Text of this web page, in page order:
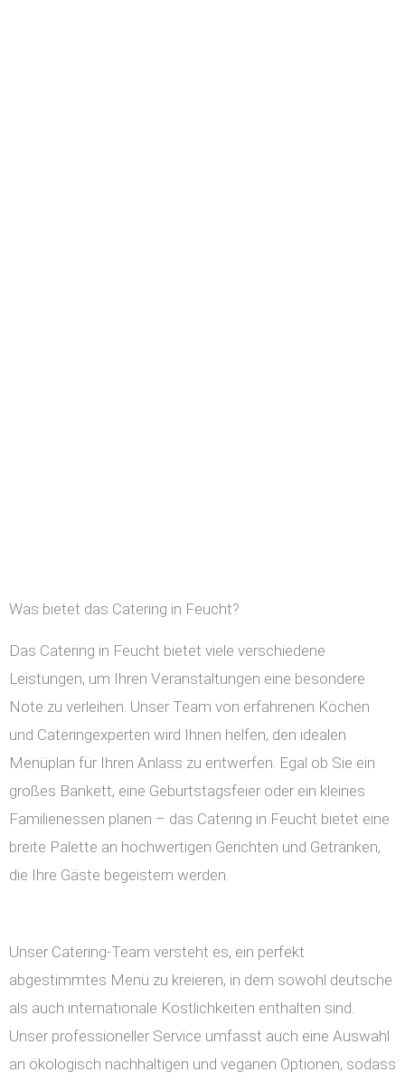
Was bietet das Catering in Feucht?
Das Catering in Feucht bietet viele verschiedene
Leistungen, um Ihren Veranstaltungen eine besondere
Note zu verleihen. Unser Team von erfahrenen Köchen
und Cateringexperten wird Ihnen helfen, den idealen
Menüplan für Ihren Anlass zu entwerfen. Egal ob Sie ein
großes Bankett, eine Geburtstagsfeier oder ein kleines
Familienessen planen – das Catering in Feucht bietet eine
breite Palette an hochwertigen Gerichten und Getränken,
die Ihre Gäste begeistern werden.
Unser Catering-Team versteht es, ein perfekt
abgestimmtes Menü zu kreieren, in dem sowohl deutsche
als auch internationale Köstlichkeiten enthalten sind.
Unser professioneller Service umfasst auch eine Auswahl
an ökologisch nachhaltigen und veganen Optionen, sodass